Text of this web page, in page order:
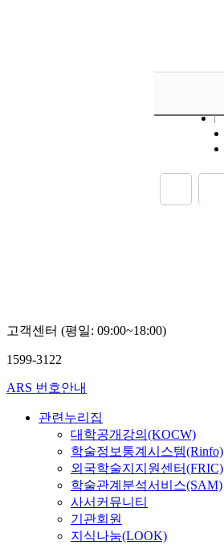
고객센터 (평일: 09:00~18:00)
1599-3122
ARS 번호안내
관련누리집
대학공개강의(KOCW)
학술정보통계시스템(Rinfo)
외국학술지지원센터(FRIC)
학술관계분석서비스(SAM)
사서커뮤니티
기관회원
지식나눔(LOOK)